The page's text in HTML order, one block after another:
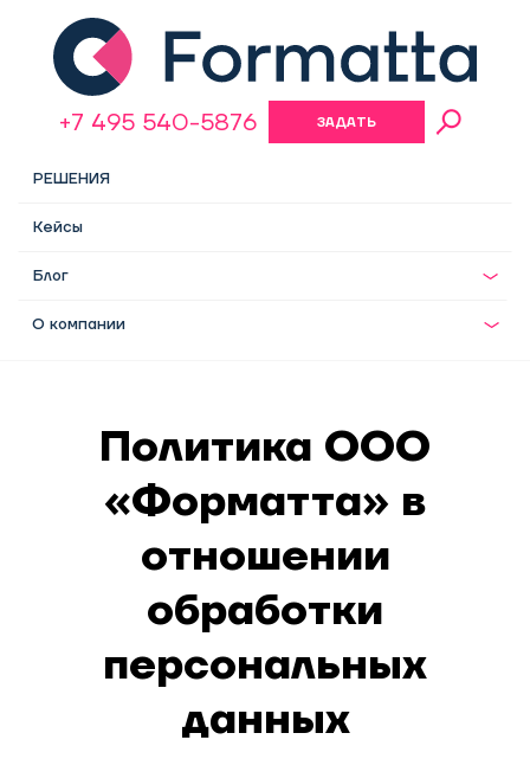
РЕШЕНИЯ
Кейсы
Блог
О компании
+7 495 540-5876 ЗАДАТЬ
Политика ООО
«Форматта» в
отношении
обработки
персональных
данных